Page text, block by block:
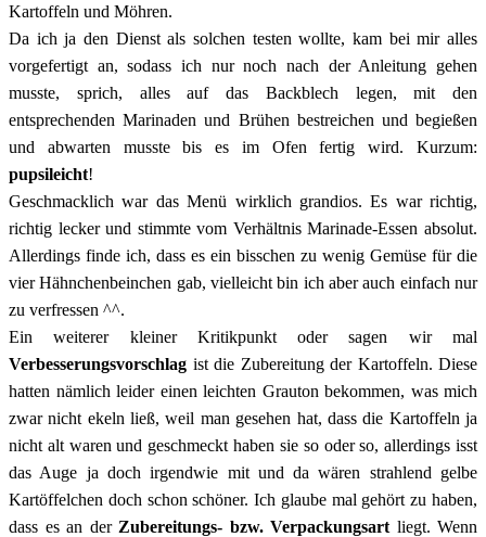
Kartoffeln und Möhren.
Da ich ja den Dienst als solchen testen wollte, kam bei mir alles
vorgefertigt an, sodass ich nur noch nach der Anleitung gehen
musste, sprich, alles auf das Backblech legen, mit den
entsprechenden Marinaden und Brühen bestreichen und begießen
und abwarten musste bis es im Ofen fertig wird. Kurzum:
pupsileicht!
Geschmacklich war das Menü wirklich grandios. Es war richtig,
richtig lecker und stimmte vom Verhältnis Marinade-Essen absolut.
Allerdings finde ich, dass es ein bisschen zu wenig Gemüse für die
vier Hähnchenbeinchen gab, vielleicht bin ich aber auch einfach nur
zu verfressen ^^.
Ein weiterer kleiner Kritikpunkt oder sagen wir mal
Verbesserungsvorschlag ist die Zubereitung der Kartoffeln. Diese
hatten nämlich leider einen leichten Grauton bekommen, was mich
zwar nicht ekeln ließ, weil man gesehen hat, dass die Kartoffeln ja
nicht alt waren und geschmeckt haben sie so oder so, allerdings isst
das Auge ja doch irgendwie mit und da wären strahlend gelbe
Kartöffelchen doch schon schöner. Ich glaube mal gehört zu haben,
dass es an derZubereitungs- bzw. Verpackungsart liegt. Wenn